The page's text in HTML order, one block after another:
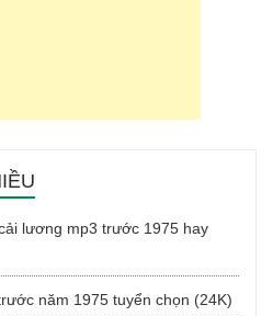
lương mp3 trước 1975 hay
năm 1975 tuyển chọn (24K)